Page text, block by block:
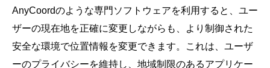
AnyCoordのような専門ソフトウェアを利用すると、ユー
ザーの現在地を正確に変更しながらも、より制御された
安全な環境で位置情報を変更できます。これは、ユーザ
ーのプライバシーを維持し、地域制限のあるアプリケー